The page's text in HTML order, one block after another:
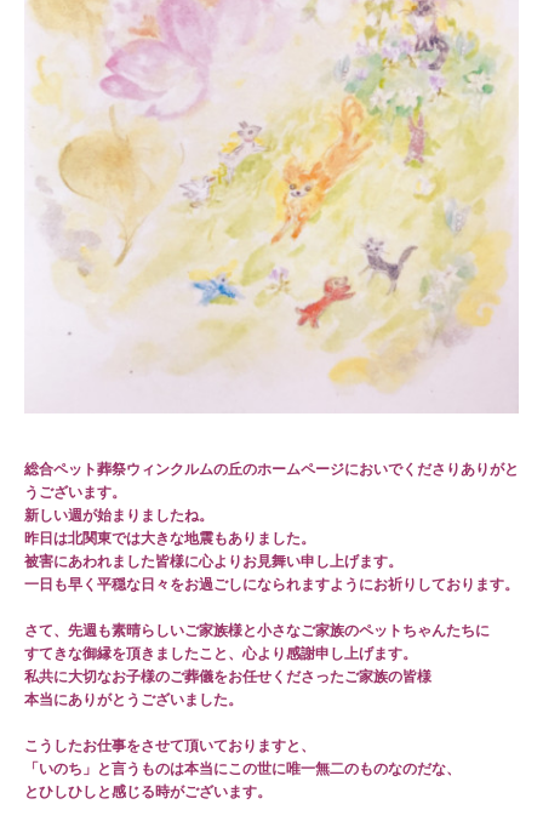
総合ペット葬祭ウィンクルムの丘のホームページにおいでくださりありがと
うございます。
新しい週が始まりましたね。
昨日は北関東では大きな地震もありました。
被害にあわれました皆様に心よりお見舞い申し上げます。
一日も早く平穏な日々をお過ごしになられますようにお祈りしております。
さて、先週も素晴らしいご家族様と小さなご家族のペットちゃんたちに
すてきな御縁を頂きましたこと、心より感謝申し上げます。
私共に大切なお子様のご葬儀をお任せくださったご家族の皆様
本当にありがとうございました。
こうしたお仕事をさせて頂いておりますと、
「いのち」と言うものは本当にこの世に唯一無二のものなのだな、
とひしひしと感じる時がございます。